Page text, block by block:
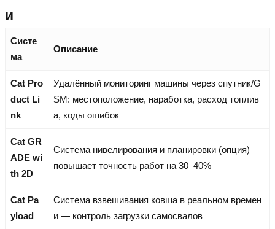
и
Систе
ма
Описание
Cat Pro
duct Li
nk
Удалённый мониторинг машины через спутник/G
SM: местоположение, наработка, расход топлив
а, коды ошибок
Cat GR
ADE wi
th 2D
Система нивелирования и планировки (опция) —
повышает точность работ на 30–40%
Cat Pa
yload
Система взвешивания ковша в реальном времен
и — контроль загрузки самосвалов